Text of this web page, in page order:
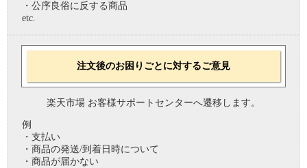
・公序良俗に反する商品
etc.
注文後のお困りごとに対するご意見
楽天市場 お客様サポートセンターへ遷移します。
例
・支払い
・商品の発送/到着日時について
・商品が届かない